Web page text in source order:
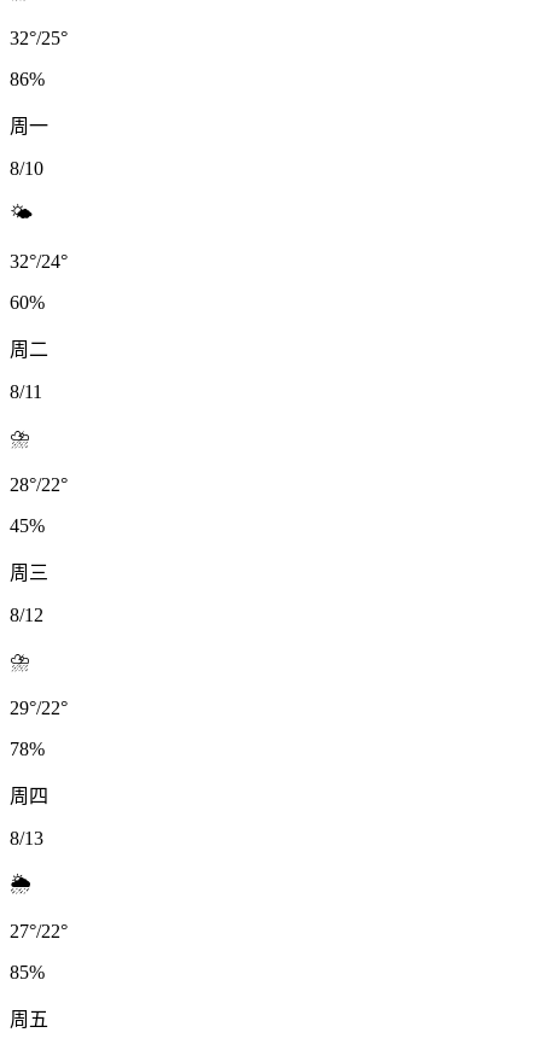
32°/25°
86%
周一
8/10
🌤️
32°/24°
60%
周二
8/11
⛈️
28°/22°
45%
周三
8/12
⛈️
29°/22°
78%
周四
8/13
🌦️
27°/22°
85%
周五